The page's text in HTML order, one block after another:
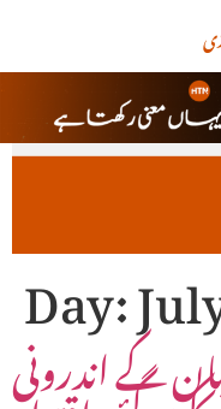
Day:
کے اندرونی